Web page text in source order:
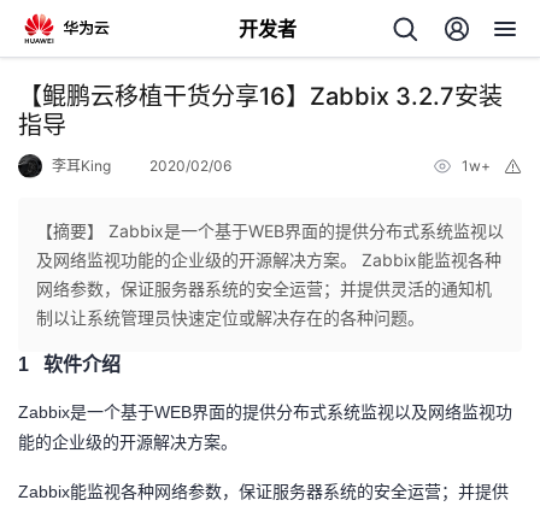
开发者
返
回
个
主
的
【鲲鹏云移植干货分享16】Zabbix 3.2.7安装
指导
李耳King 2020/02/06 1w+
【摘要】 Zabbix是一个基于WEB界面的提供分布式系统监视以
及网络监视功能的企业级的开源解决方案。 Zabbix能监视各种
网络参数，保证服务器系统的安全运营；并提供灵活的通知机
制以让系统管理员快速定位或解决存在的各种问题。
1 软件介绍
Zabbix是一个基于WEB界面的提供分布式系统监视以及网络监视功
能的企业级的开源解决方案。
Zabbix能监视各种网络参数，保证服务器系统的安全运营；并提供